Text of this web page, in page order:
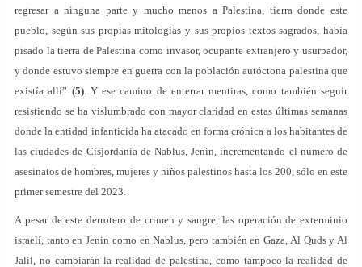
regresar a ninguna parte y mucho menos a Palestina, tierra donde este
pueblo, según sus propias mitologías y sus propios textos sagrados, había
pisado la tierra de Palestina como invasor, ocupante extranjero y usurpador,
y donde estuvo siempre en guerra con la población autóctona palestina que
existía allí” (5). Y ese camino de enterrar mentiras, como también seguir
resistiendo se ha vislumbrado con mayor claridad en estas últimas semanas
donde la entidad infanticida ha atacado en forma crónica a los habitantes de
las ciudades de Cisjordania de Nablus, Jenin, incrementando el número de
asesinatos de hombres, mujeres y niños palestinos hasta los 200, sólo en este
primer semestre del 2023.
A pesar de este derrotero de crimen y sangre, las operación de exterminio
israelí, tanto en Jenin como en Nablus, pero también en Gaza, Al Quds y Al
Jalil, no cambiarán la realidad de palestina, como tampoco la realidad de